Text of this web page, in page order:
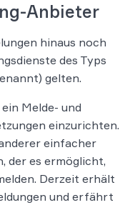
Anbieter
hinaus noch
des Typs
gelten.
Melde- und
einzurichten.
einfacher
der es ermöglicht,
Derzeit erhält
und erfährt